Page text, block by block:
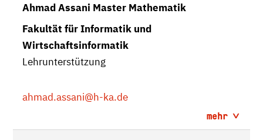
Ahmad Assani Master Mathematik
Fakultät für Informatik und
Wirtschaftsinformatik
Lehrunterstützung
ahmad.assani@h-ka.de
mehr